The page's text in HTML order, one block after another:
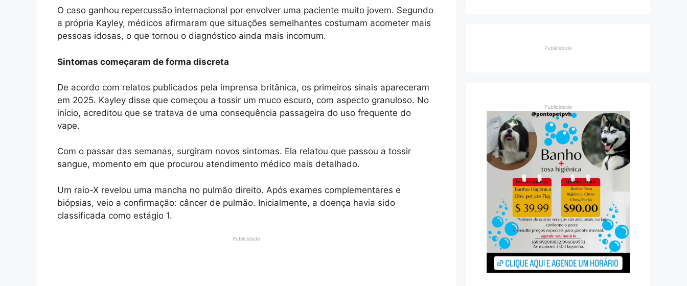
O caso ganhou repercussão internacional por envolver uma paciente muito jovem. Segundo
a própria Kayley, médicos afirmaram que situações semelhantes costumam acometer mais
pessoas idosas, o que tornou o diagnóstico ainda mais incomum.
Sintomas começaram de forma discreta
De acordo com relatos publicados pela imprensa britânica, os primeiros sinais apareceram
em 2025. Kayley disse que começou a tossir um muco escuro, com aspecto granuloso. No
início, acreditou que se tratava de uma consequência passageira do uso frequente do
vape.
Com o passar das semanas, surgiram novos sintomas. Ela relatou que passou a tossir
sangue, momento em que procurou atendimento médico mais detalhado.
Um raio-X revelou uma mancha no pulmão direito. Após exames complementares e
biópsias, veio a confirmação: câncer de pulmão. Inicialmente, a doença havia sido
classificada como estágio 1.
Publicidade
Publicidade
Publicidade